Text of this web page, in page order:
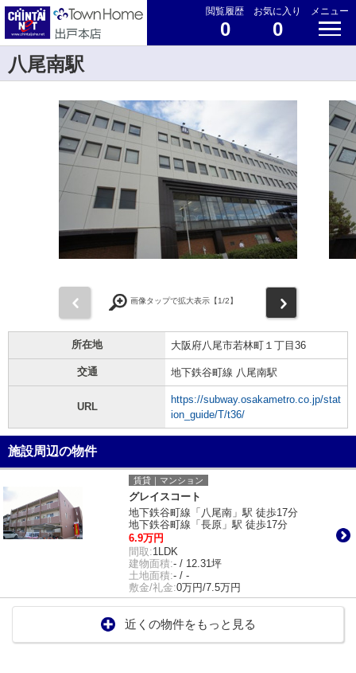
閲覧履歴
0
お気に入り
0
メニュー
八尾南駅
画像タップで拡大表示【1/2】
所在地 大阪府八尾市若林町１丁目36
交通 地下鉄谷町線 八尾南駅
URL
https://subway.osakametro.co.jp/stat
ion_guide/T/t36/
施設周辺の物件
賃貸｜マンション
グレイスコート
地下鉄谷町線「八尾南」駅 徒歩17分
地下鉄谷町線「長原」駅 徒歩17分
6.9万円
間取:1LDK
建物面積:- / 12.31坪
土地面積:- / -
敷金/礼金:0万円/7.5万円
近くの物件をもっと見る